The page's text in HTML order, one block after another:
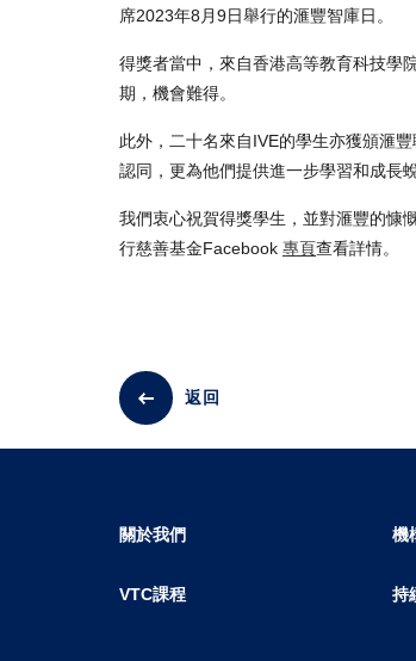
席2023年8月9日舉行的滙豐智庫日。
得獎者當中，來自香港高等教育科技學
期，機會難得。
此外，二十名來自IVE的學生亦獲頒滙
認同，更為他們提供進一步學習和成長
我們衷心祝賀得獎學生，並對滙豐的慷
行慈善基金Facebook 專頁查看詳情。
返回
關於我們 機
VTC課程 持